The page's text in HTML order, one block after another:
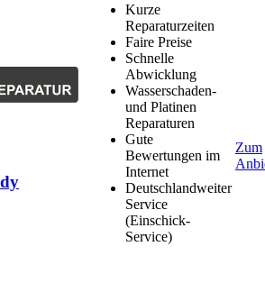
Kurze
Reparaturzeiten
Faire Preise
Schnelle
Abwicklung
Wasserschaden-
und Platinen
Reparaturen
Gute
Bewertungen im
Internet
Deutschlandweiter
Service
(Einschick-
Service)
Zum